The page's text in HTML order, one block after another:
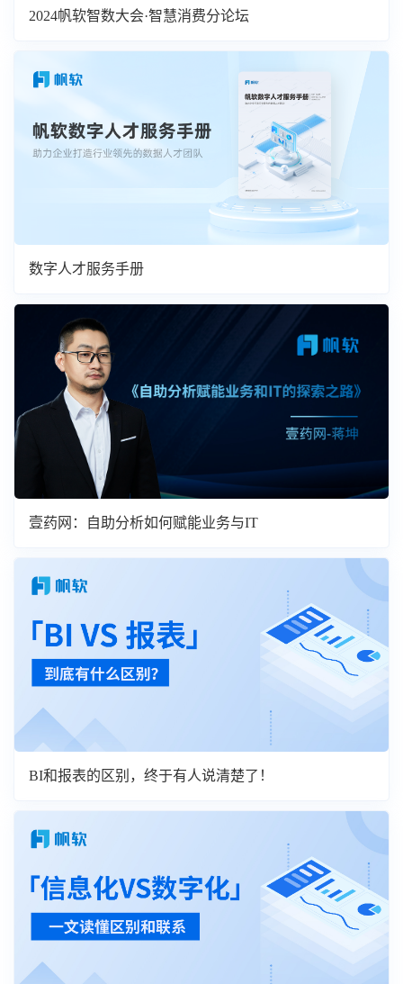
2024帆软智数大会·智慧消费分论坛
数字人才服务手册
壹药网：自助分析如何赋能业务与IT
BI和报表的区别，终于有人说清楚了！